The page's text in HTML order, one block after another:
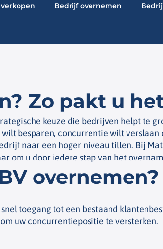
Bedrijf overnemen
Zo pakt u
keuze die bedrijven helpt te
besparen, concurrentie wilt
naar een hoger niveau tillen. Bij
om u door iedere stap van het
overnemen?
toegang tot een bestaand
uw concurrentiepositie te versterken.